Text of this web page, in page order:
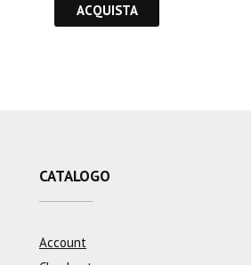
ACQUISTA
CATALOGO
Account